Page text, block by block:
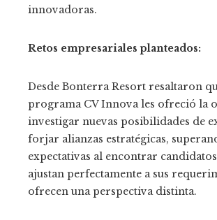
innovadoras.
Retos empresariales planteados:
Desde Bonterra Resort resaltaron
programa CV Innova les ofreció la
investigar nuevas posibilidades de
forjar alianzas estratégicas,
expectativas al encontrar
ajustan perfectamente a sus
ofrecen una perspectiva distinta.